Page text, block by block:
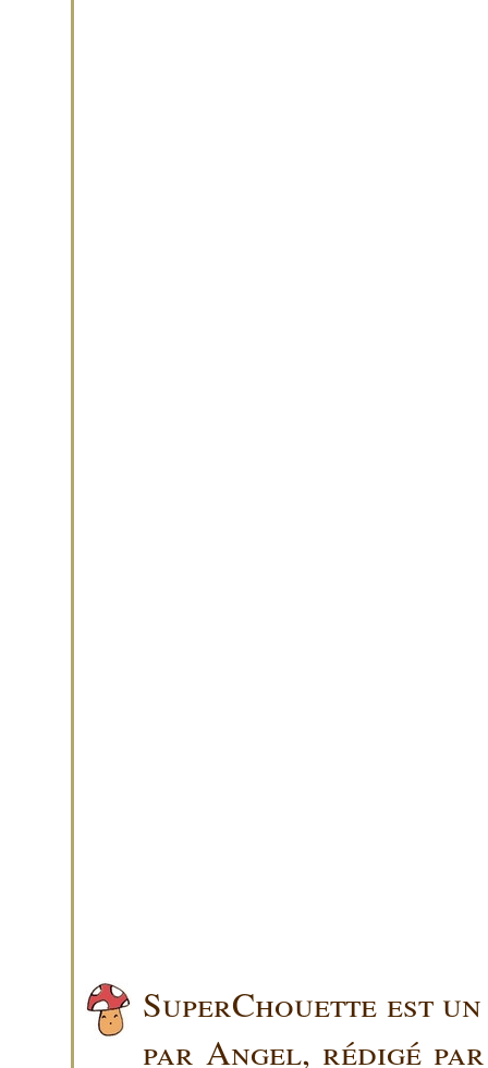
SuperChouette est
par Angel, rédigé